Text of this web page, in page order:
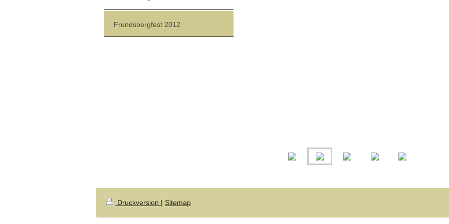
Frundsbergfest 2012
Druckversion | Sitemap